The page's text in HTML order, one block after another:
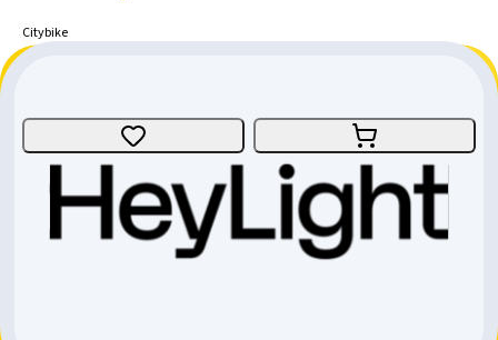
Citybike
Taille
Bâle
Kristall E-45 Rwa Iii Deore 11 Bordeaux